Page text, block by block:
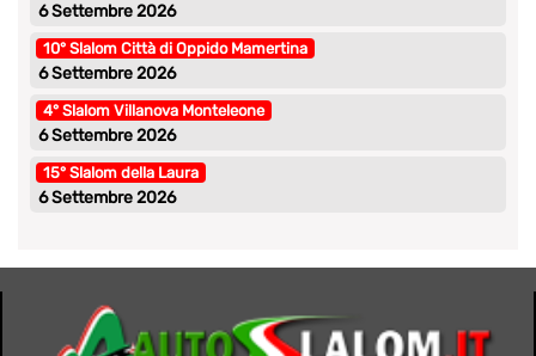
6 Settembre 2026
10° Slalom Città di Oppido Mamertina
6 Settembre 2026
4° Slalom Villanova Monteleone
6 Settembre 2026
15° Slalom della Laura
6 Settembre 2026